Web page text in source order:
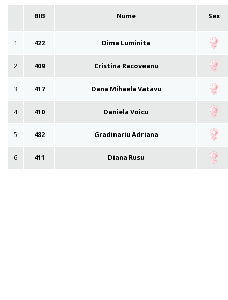
BIB Nume Sex
1 422 Dima Luminita
2 409 Cristina Racoveanu
3 417 Dana Mihaela Vatavu
4 410 Daniela Voicu
5 482 Gradinariu Adriana
6 411 Diana Rusu